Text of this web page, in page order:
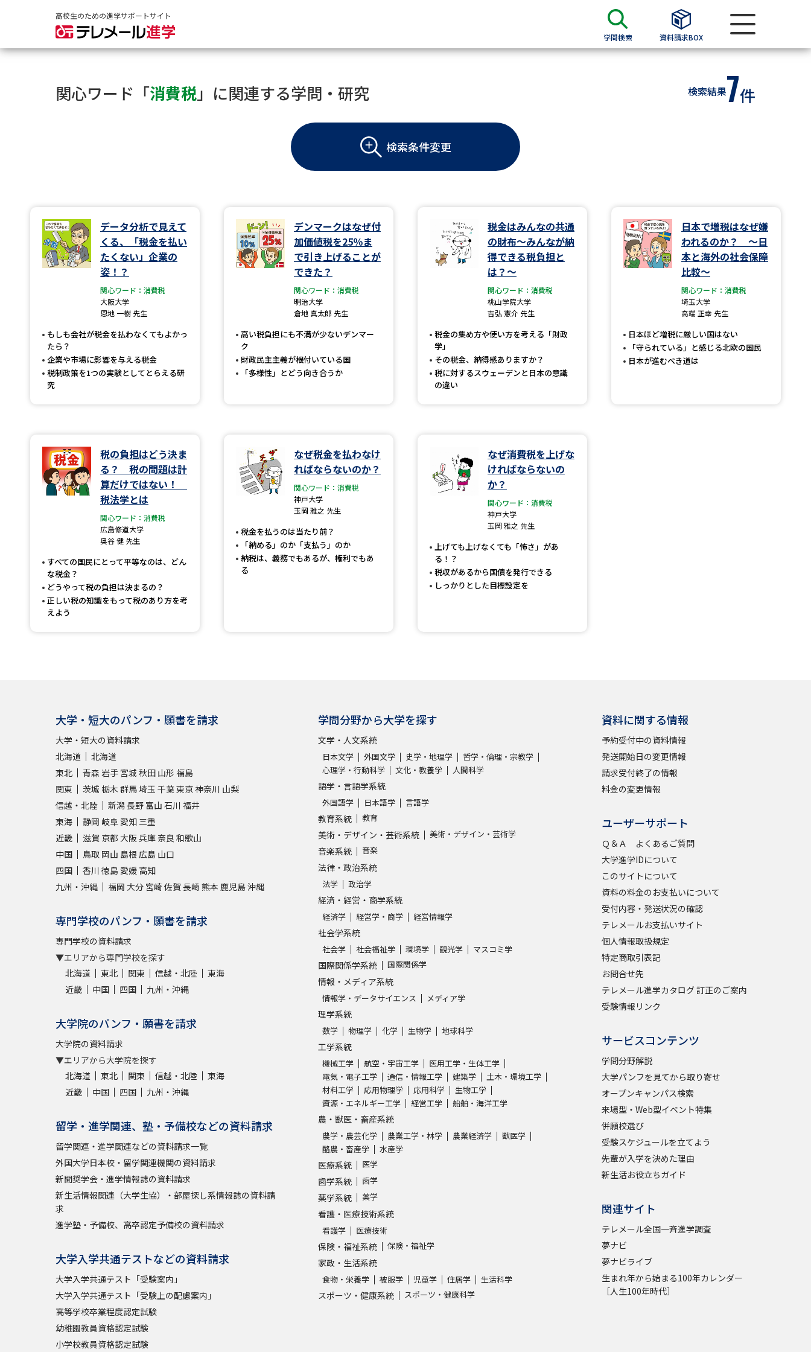
高校生のための進学サポートサイト
学問検索 資料請求BOX
大学・短大の資料種類から請求
大学パンフ
学部・学科パンフ
総合型選抜・学校推薦型選抜 募集要項＆願書
大学・短大以外の資料から請求
専門学校の資料請求 大学院の資料請求
留学・進学関連、塾・予備校
大学入学共通テスト「受験案内」の請求
大学入学共通テスト「受験上の配慮案内」の請求
高等学校卒業程度認定試験
小学校教員資格認定試験
高等学校（情報）教員資格認定試験
新増設大学・学部・学科特集
国際・グローバルに強い大学特集
データサイエンス特集
奨学金・特待生制度特集
新学年スタート号特集ページ（高3生用）
新学年スタート号特集ページ（高2生用）
SELFBRAND特集ページ
オープンキャンパスなどを調べる
志望校・出願校を調べる
併願校選び 受験スケジュールを立てよう
先輩が入学を決めた理由
テレメール全国一斉進学調査
学問発見 学問検索
学問のミニ講義「夢ナビ講義」 学問の教科書 夢ナビライブ
ユーザーサポート
このサイトについて
資料の料金のお支払いについて
受験情報リンク
関心ワード「消費税」に関連する学問・研究 検索結果7件
検索条件変更
データ分析で見えて
くる、「税金を払い
たくない」企業の
姿！？
関心ワード：消費税
大阪大学
恩地 一樹 先生
もしも会社が税金を払わなくてもよかっ
たら？
企業や市場に影響を与える税金
税制政策を1つの実験としてとらえる研
究
デンマークはなぜ付
加価値税を25％ま
で引き上げることが
できた？
関心ワード：消費税
明治大学
倉地 真太郎 先生
高い税負担にも不満が少ないデンマー
ク
財政民主主義が根付いている国
「多様性」とどう向き合うか
税金はみんなの共通
の財布～みんなが納
得できる税負担と
は？～
関心ワード：消費税
桃山学院大学
吉弘 憲介 先生
税金の集め方や使い方を考える「財政
学」
その税金、納得感ありますか？
税に対するスウェーデンと日本の意識
の違い
日本で増税はなぜ嫌
われるのか？ ～日
本と海外の社会保障
比較～
関心ワード：消費税
埼玉大学
高端 正幸 先生
日本ほど増税に厳しい国はない
「守られている」と感じる北欧の国民
日本が進むべき道は
税の負担はどう決ま
る？ 税の問題は計
算だけではない！
税法学とは
関心ワード：消費税
広島修道大学
奥谷 健 先生
すべての国民にとって平等なのは、どん
な税金？
どうやって税の負担は決まるの？
正しい税の知識をもって税のあり方を考
えよう
なぜ税金を払わなけ
ればならないのか？
関心ワード：消費税
神戸大学
玉岡 雅之 先生
税金を払うのは当たり前？
「納める」のか「支払う」のか
納税は、義務でもあるが、権利でもあ
る
なぜ消費税を上げな
ければならないの
か？
関心ワード：消費税
神戸大学
玉岡 雅之 先生
上げても上げなくても「怖さ」があ
る！？
税収があるから国債を発行できる
しっかりとした目標設定を
大学・短大のパンフ・願書を請求
大学・短大の資料請求
北海道
北海道
東北
青森 岩手 宮城 秋田 山形 福島
関東
茨城 栃木 群馬埼玉 千葉東京神奈川 山梨
信越・北陸
新潟長野 富山 石川 福井
東海
静岡 岐阜 愛知 三重
近畿
滋賀 京都 大阪兵庫奈良 和歌山
中国
鳥取 岡山 島根 広島 山口
四国
香川 徳島 愛媛 高知
九州・沖縄
福岡 大分 宮崎 佐賀 長崎 熊本 鹿児島沖縄
専門学校のパンフ・願書を請求
専門学校の資料請求
▼エリアから専門学校を探す
北海道
東北 関東 信越・北陸
東海
近畿
中国 四国 九州・沖縄
大学院のパンフ・願書を請求
大学院の資料請求
▼エリアから大学院を探す
北海道
東北 関東 信越・北陸
東海
近畿
中国 四国 九州・沖縄
留学・進学関連、塾・予備校などの資料請求
留学関連・進学関連などの資料請求一覧
外国大学日本校・留学関連機関の資料請求
新聞奨学会・進学情報誌の資料請求
新生活情報関連（大学生協）・部屋探し系情報誌の資料請
求
進学塾・予備校、高卒認定予備校の資料請求
大学入学共通テストなどの資料請求
大学入学共通テスト「受験案内」
大学入学共通テスト「受験上の配慮案内」
高等学校卒業程度認定試験
幼稚園教員資格認定試験
小学校教員資格認定試験
学問分野から大学を探す
文学・人文系統
日本文学 外国文学 史学・地理学
哲学・倫理・宗教学
心理学・行動科学
文化・教養学 人間科学
語学・言語学系統
外国語学 日本語学 言語学
教育系統 教育
美術・デザイン・芸術系統 美術・デザイン・芸術学
音楽系統 音楽
法律・政治系統
法学 政治学
経済・経営・商学系統
経済学 経営学・商学 経営情報学
社会学系統
社会学 社会福祉学 環境学 観光学 マスコミ学
国際関係学系統 国際関係学
情報・メディア系統
情報学・データサイエンス メディア学
理学系統
数学 物理学 化学 生物学 地球科学
工学系統
機械工学 航空・宇宙工学
医用工学・生体工学
電気・電子工学
通信・情報工学 建築学
土木・環境工学
材料工学
応用物理学 応用科学
生物工学
資源・エネルギー工学
経営工学 船舶・海洋工学
農・獣医・畜産系統
農学・農芸化学 農業工学・林学 農業経済学
獣医学
酪農・畜産学
水産学
医療系統 医学
歯学系統 歯学
薬学系統 薬学
看護・医療技術系統
看護学 医療技術
保険・福祉系統 保険・福祉学
家政・生活系統
食物・栄養学 被服学 児童学 住居学 生活科学
スポーツ・健康系統 スポーツ・健康科学
資料に関する情報
予約受付中の資料情報
発送開始日の変更情報
請求受付終了の情報
料金の変更情報
ユーザーサポート
Ｑ＆Ａ よくあるご質問
大学進学IDについて
このサイトについて
資料の料金のお支払いについて
受付内容・発送状況の確認
テレメールお支払いサイト
個人情報取扱規定
特定商取引表記
お問合せ先
テレメール進学カタログ 訂正のご案内
受験情報リンク
サービスコンテンツ
学問分野解説
大学パンフを見てから取り寄せ
オープンキャンパス検索
来場型・Web型イベント特集
併願校選び
受験スケジュールを立てよう
先輩が入学を決めた理由
新生活お役立ちガイド
関連サイト
テレメール全国一斉進学調査
夢ナビ
夢ナビライブ
生まれ年から始まる100年カレンダー
［人生100年時代］